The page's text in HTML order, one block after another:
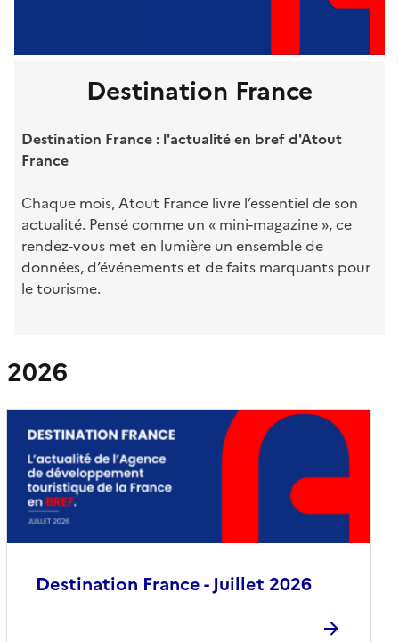
Destination France
Destination France : l'actualité en bref d'Atout
France
Chaque mois, Atout France livre l’essentiel de son
actualité. Pensé comme un « mini-magazine », ce
rendez-vous met en lumière un ensemble de
données, d’événements et de faits marquants pour
le tourisme.
2026
Destination France - Juillet 2026